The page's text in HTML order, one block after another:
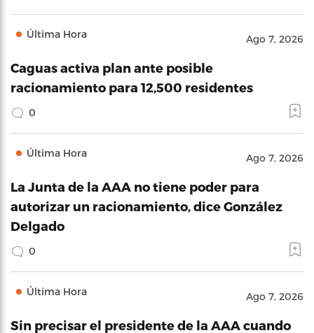
Última Hora Ago 7, 2026
Caguas activa plan ante posible
racionamiento para 12,500 residentes
0
Última Hora Ago 7, 2026
La Junta de la AAA no tiene poder para
autorizar un racionamiento, dice González
Delgado
0
Última Hora Ago 7, 2026
Sin precisar el presidente de la AAA cuando